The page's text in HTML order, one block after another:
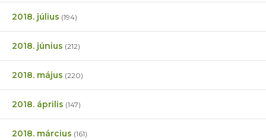
2018. július (194)
2018. június (212)
2018. május (220)
2018. április (147)
2018. március (161)